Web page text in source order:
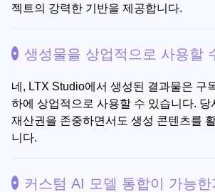
젝트의 강력한 기반을 제공합니다.
생성물을 상업적으로 사용할
네, LTX Studio에서 생성된 결과물은 구
하에 상업적으로 사용할 수 있습니다. 당
재산권을 존중하면서도 생성 콘텐츠를
니다.
커스텀 AI 모델 통합이 가능한